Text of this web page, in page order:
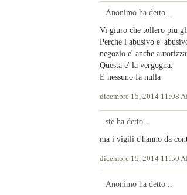
Anonimo ha detto...
Vi giuro che tollero piu
Perche l abusivo e'
negozio e' anche
Questa e' la vergogna.
E nessuno fa nulla
dicembre 15, 2014 11:08
ste ha detto...
ma i vigili c'hanno da
dicembre 15, 2014 11:50
Anonimo ha detto...